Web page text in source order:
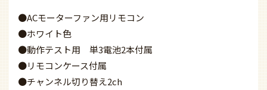
●ACモーターファン用リモコン
●ホワイト色
●動作テスト用 単3電池2本付属
●リモコンケース付属
●チャンネル切り替え2ch